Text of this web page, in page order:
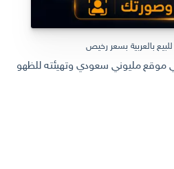
بالعربية بسعر رخيص
مليوني سعودي وتهيئته للظهور